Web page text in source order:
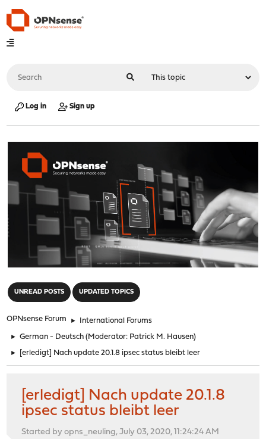
Log in Sign up
UNREAD POSTS UPDATED TOPICS
OPNsense Forum ► International Forums
► German - Deutsch (Moderator: Patrick M. Hausen)
► [erledigt] Nach update 20.1.8 ipsec status bleibt leer
[erledigt] Nach update 20.1.8
ipsec status bleibt leer
Started by opns_neuling, July 03, 2020, 11:24:24 AM